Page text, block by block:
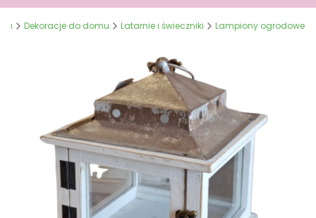
Dekoracje do domu Latarnie i świeczniki Lampiony ogrodowe